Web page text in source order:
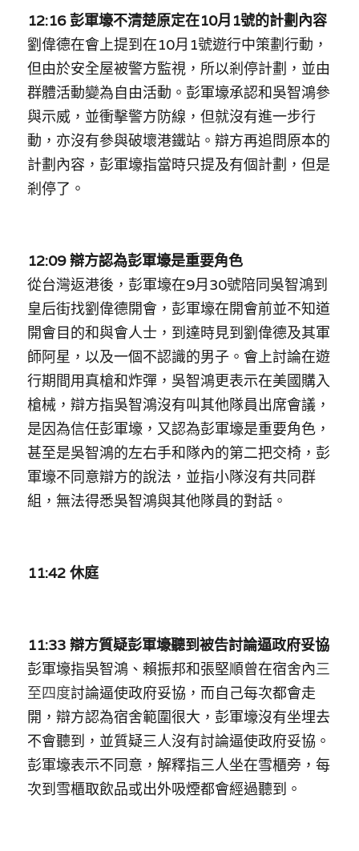
林伯強專欄
馮煒光專欄
趙處機專欄
KOL 精選
大衛sir專欄
曾子晴 - 晴深直說
陳貴春大律師專欄
陳子遷律師專欄
羅浚軒專欄
溫志倫專欄
汪明欣專欄
張美雄專欄
莊豪鋒專欄
條款及細則
關於我們
12:16 彭軍壕不清楚原定在10月1號的計劃內容
劉偉德在會上提到在10月1號遊行中策劃行動，
但由於安全屋被警方監視，所以剎停計劃，並由
群體活動變為自由活動。彭軍壕承認和吳智鴻參
與示威，並衝擊警方防線，但就沒有進一步行
動，亦沒有參與破壞港鐵站。辯方再追問原本的
計劃內容，彭軍壕指當時只提及有個計劃，但是
剎停了。
12:09 辯方認為彭軍壕是重要角色
從台灣返港後，彭軍壕在9月30號陪同吳智鴻到
皇后街找劉偉德開會，彭軍壕在開會前並不知道
開會目的和與會人士，到達時見到劉偉德及其軍
師阿星，以及一個不認識的男子。會上討論在遊
行期間用真槍和炸彈，吳智鴻更表示在美國購入
槍械，辯方指吳智鴻沒有叫其他隊員出席會議，
是因為信任彭軍壕，又認為彭軍壕是重要角色，
甚至是吳智鴻的左右手和隊內的第二把交椅，彭
軍壕不同意辯方的說法，並指小隊沒有共同群
組，無法得悉吳智鴻與其他隊員的對話。
11:42 休庭
11:33 辯方質疑彭軍壕聽到被告討論逼政府妥協
彭軍壕指吳智鴻、賴振邦和張堅順曾在宿舍內三
至四度討論逼使政府妥協，而自己每次都會走
開，辯方認為宿舍範圍很大，彭軍壕沒有坐埋去
不會聽到，並質疑三人沒有討論逼使政府妥協。
彭軍壕表示不同意，解釋指三人坐在雪櫃旁，每
次到雪櫃取飲品或出外吸煙都會經過聽到。